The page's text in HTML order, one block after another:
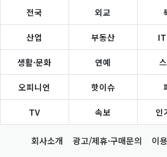
전국 외교
산업 부동산
생활·문화 연예
오피니언 핫이슈
TV 속보 인
회사소개 광고/제휴·구매문의 이